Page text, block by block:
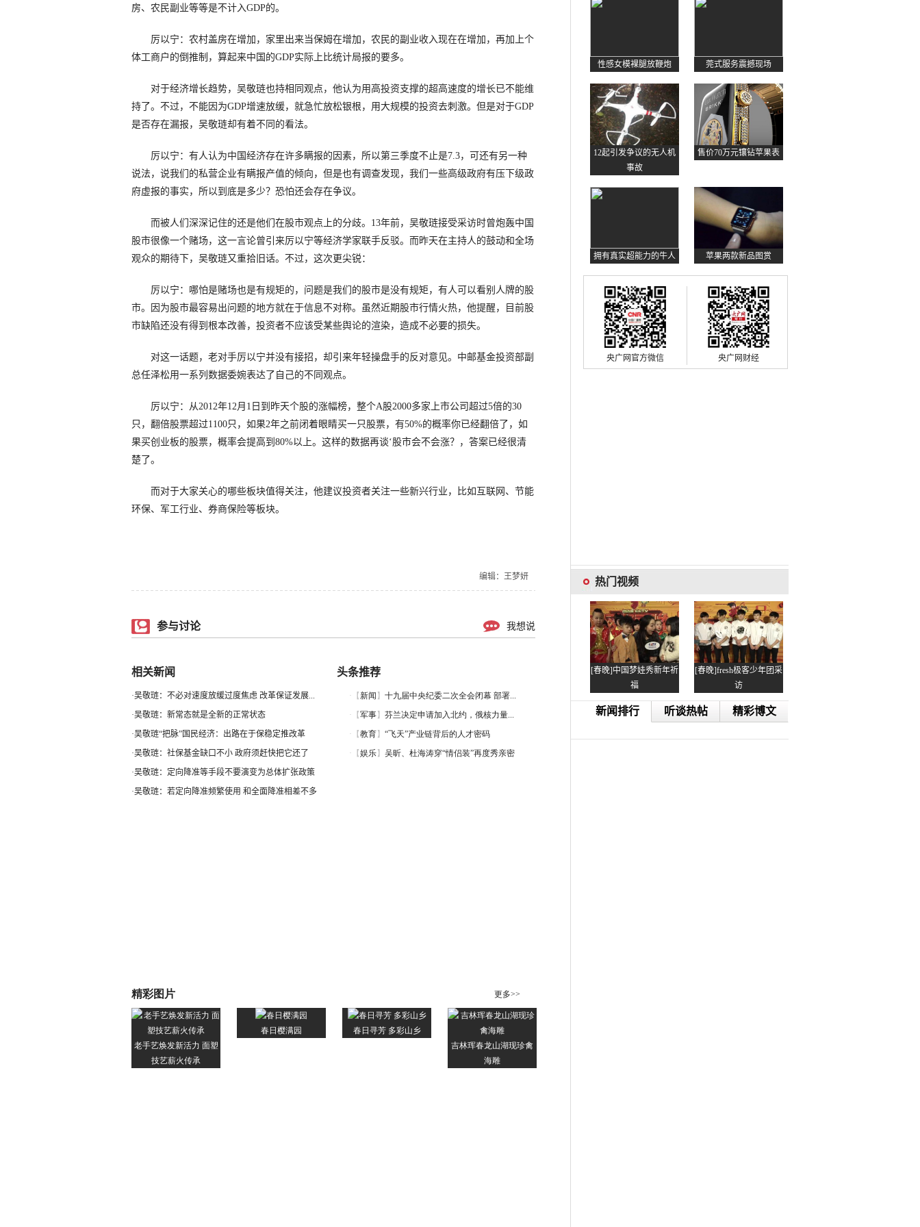
房、农民副业等等是不计入GDP的。
厉以宁：农村盖房在增加，家里出来当保姆在增加，农民的副业收入现在在增加，再加上个
体工商户的倒推制，算起来中国的GDP实际上比统计局报的要多。
对于经济增长趋势，吴敬琏也持相同观点，他认为用高投资支撑的超高速度的增长已不能维
持了。不过，不能因为GDP增速放缓，就急忙放松银根，用大规模的投资去刺激。但是对于GDP
是否存在漏报，吴敬琏却有着不同的看法。
厉以宁：有人认为中国经济存在许多瞒报的因素，所以第三季度不止是7.3，可还有另一种
说法，说我们的私营企业有瞒报产值的倾向，但是也有调查发现，我们一些高级政府有压下级政
府虚报的事实，所以到底是多少？恐怕还会存在争议。
而被人们深深记住的还是他们在股市观点上的分歧。13年前，吴敬琏接受采访时曾炮轰中国
股市很像一个赌场，这一言论曾引来厉以宁等经济学家联手反驳。而昨天在主持人的鼓动和全场
观众的期待下，吴敬琏又重拾旧话。不过，这次更尖锐：
厉以宁：哪怕是赌场也是有规矩的，问题是我们的股市是没有规矩，有人可以看别人牌的股
市。因为股市最容易出问题的地方就在于信息不对称。虽然近期股市行情火热，他提醒，目前股
市缺陷还没有得到根本改善，投资者不应该受某些舆论的渲染，造成不必要的损失。
对这一话题，老对手厉以宁并没有接招，却引来年轻操盘手的反对意见。中邮基金投资部副
总任泽松用一系列数据委婉表达了自己的不同观点。
厉以宁：从2012年12月1日到昨天个股的涨幅榜，整个A股2000多家上市公司超过5倍的30
只，翻倍股票超过1100只，如果2年之前闭着眼睛买一只股票，有50%的概率你已经翻倍了，如
果买创业板的股票，概率会提高到80%以上。这样的数据再谈‘股市会不会涨？，答案已经很清
楚了。
而对于大家关心的哪些板块值得关注，他建议投资者关注一些新兴行业，比如互联网、节能
环保、军工行业、券商保险等板块。
编辑：王梦妍
参与讨论 我想说
相关新闻
·吴敬琏：不必对速度放缓过度焦虑 改革保证发展...
·吴敬琏：新常态就是全新的正常状态
·吴敬琏“把脉”国民经济：出路在于保稳定推改革
·吴敬琏：社保基金缺口不小 政府须赶快把它还了
·吴敬琏：定向降准等手段不要演变为总体扩张政策
·吴敬琏：若定向降准频繁使用 和全面降准相差不多
头条推荐
性感女模裸腿放鞭炮 莞式服务震撼现场
12起引发争议的无人机
事故
售价70万元镶钻苹果表
拥有真实超能力的牛人 苹果两款新品图赏
央广网官方微信 央广网财经